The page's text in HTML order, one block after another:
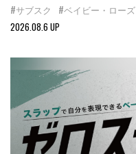
#サブスク #ベイビー・ローズ
2026.08.6 UP